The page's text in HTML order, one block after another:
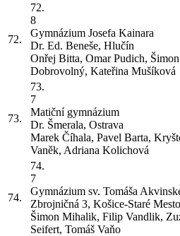
72.
72.
8
Gymnázium Josefa Kainara
Dr. Ed. Beneše, Hlučín
Onřej Bitta, Omar Pudich,
Dobrovolný, Kateřina Mušíková
73.
73.
7
Matiční gymnázium
Dr. Šmerala, Ostrava
Marek Číhala, Pavel Barta,
Vaněk, Adriana Kolichová
74.
74.
7
Gymnázium sv. Tomáša
Zbrojničná 3, Košice-Staré Mesto
Šimon Mihalik, Filip Vandlik,
Seifert, Tomáš Vaňo